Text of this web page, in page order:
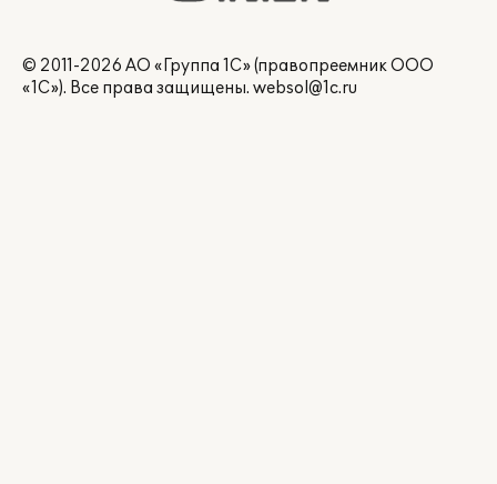
© 2011-2026 АО «Группа 1С» (правопреемник ООО
«1С»). Все права защищены. websol@1c.ru